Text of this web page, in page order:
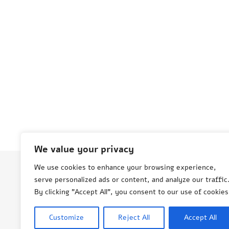
We value your privacy
We use cookies to enhance your browsing experience,
serve personalized ads or content, and analyze our traffic.
By clicking "Accept All", you consent to our use of
Customize Reject All Accept All
© Aneta Grenda Życie i podróże